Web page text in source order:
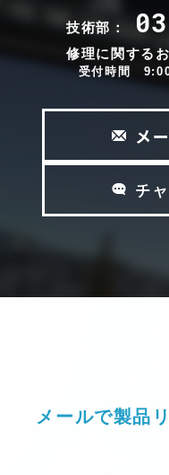
技術部：
修理に関する
受付時間 9:00
メ
チ
メールで製品